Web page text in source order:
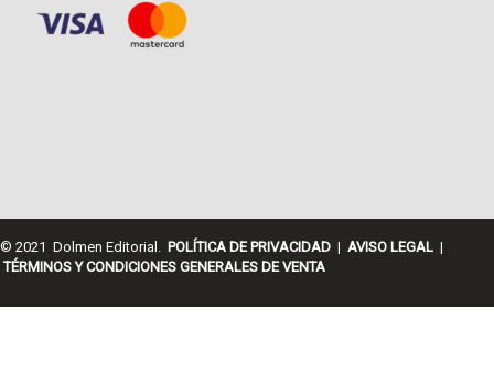
© 2021 Dolmen Editorial. POLÍTICA DE PRIVACIDAD | AVISO LEGAL |
TÉRMINOS Y CONDICIONES GENERALES DE VENTA